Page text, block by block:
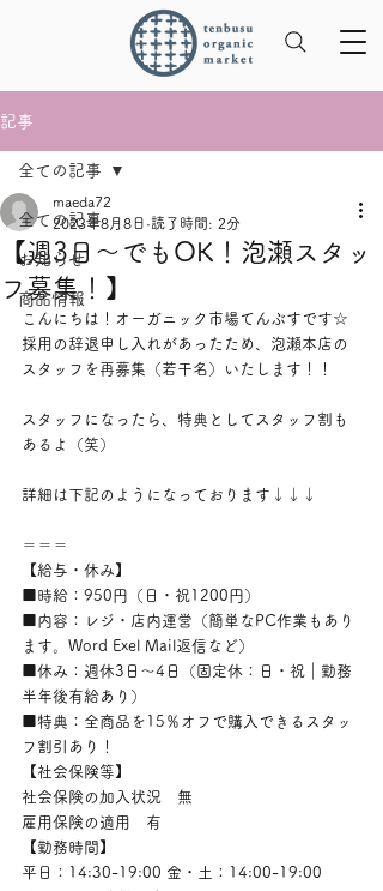
記事
全ての記事
お知らせ
商品情報
全ての記事
【週3日〜でもOK！泡瀬スタッ
フ募集！】
maeda72
2023年8月8日 読了時間: 2分
こんにちは！オーガニック市場てんぶすです☆
採用の辞退申し入れがあったため、泡瀬本店の
スタッフを再募集（若干名）いたします！！
スタッフになったら、特典としてスタッフ割も
あるよ（笑）
詳細は下記のようになっております↓↓↓
＝＝＝
【給与・休み】
■時給：950円（日・祝1200円）
■内容：レジ・店内運営（簡単なPC作業もあり
ます。Word Exel Mail返信など）
■休み：週休3日〜4日（固定休：日・祝｜勤務
半年後有給あり）
■特典：全商品を15％オフで購入できるスタッ
フ割引あり！
【社会保険等】
社会保険の加入状況　無
雇用保険の適用　有
【勤務時間】
平日：14:30-19:00 金・土：14:00-19:00